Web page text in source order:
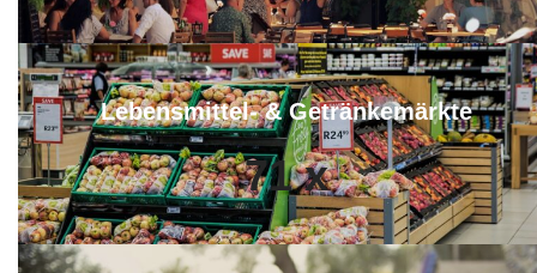
Lebensmittel- & Getränkemärkte
71 x